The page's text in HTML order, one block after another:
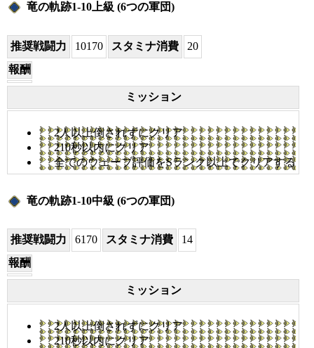
竜の軌跡1-10上級 (6つの軍団)
推奨戦闘力 10170 スタミナ消費
20
報酬
ミッション
2人以上倒されずにクリア
210秒以内にクリア
全てのウェーブ評価をSランク以上でクリアする
竜の軌跡1-10中級 (6つの軍団)
推奨戦闘力 6170 スタミナ消費
14
報酬
ミッション
2人以上倒されずにクリア
210秒以内にクリア